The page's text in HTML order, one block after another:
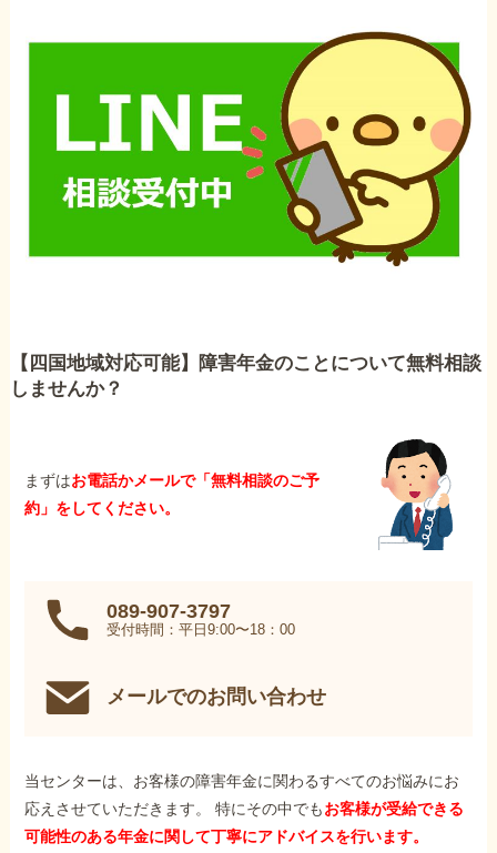
【四国地域対応可能】障害年金のことについて無料相談
しませんか？
まずはお電話かメールで「無料相談のご予
約」をしてください。
089-907-3797
受付時間：平日9:00〜18：00
メールでのお問い合わせ
当センターは、お客様の障害年金に関わるすべてのお悩みにお
応えさせていただきます。 特にその中でもお客様が受給できる
可能性のある年金に関して丁寧にアドバイスを行います。